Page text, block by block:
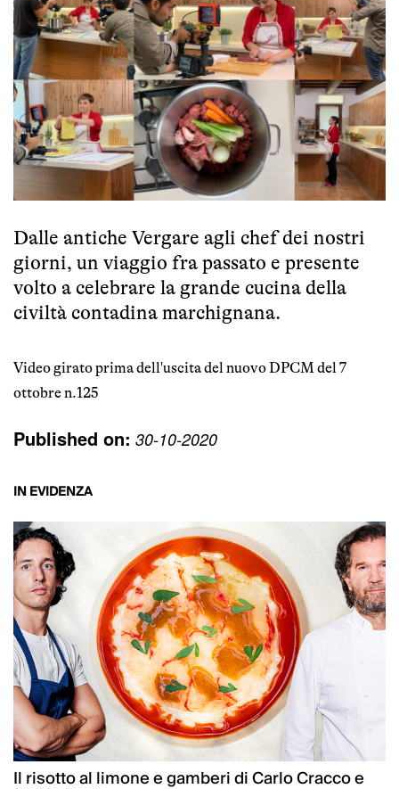
Dalle antiche Vergare agli chef dei nostri
giorni, un viaggio fra passato e presente
volto a celebrare la grande cucina della
civiltà contadina marchignana.
Video girato prima dell'uscita del nuovo DPCM del 7
ottobre n.125
Published on: 30-10-2020
IN EVIDENZA
Il risotto al limone e gamberi di Carlo Cracco e